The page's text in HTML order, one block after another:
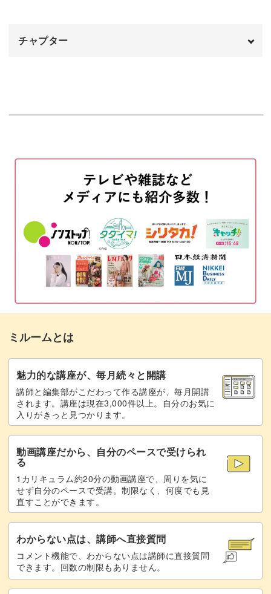
基本テクニック編の動画を見てから参加してくださいね！
ネイルサロンや飲食店などで、ご自身でメニューを手作り
ご紹介する以下の4つの英語のフレーズをレタリングで書
く方法をマスターすれば、お客さまから注目されるおしゃ
れなメニューが書けるように♪
"Menu"
"Monthly"
"Drink"
実際のメニューで使える単語が勢揃いです！
お客さまに喜んでいただけるような素敵なメニューを作る
ために、沢山練習してみてくださいね♪
ラインの強弱がきれいに書けるように、レッスンのポイン
トをしっかりチェックして意識していきましょう。
レタリングに興味があってなかなか始められなかった人
も、これまでに経験がある人も、手軽な筆ペンを使ってぜ
ひ始めてみてはいかがでしょうか？
皆さまのご参加を、お待ちしております♪
チャプター
"Special"の練習
"Monthly"の練習
"Drink"の練習 21:06
おわりに
ミルームとは
魅力的な講座が、毎月続々と開講
講師と編集部がこだわって作る講座が、毎月開講
されます。講座は現在3,000件以上。自分のお気に
入りがきっと見つかります。
動画講座だから、自分のペースで受けられ
る
1カリキュラム約20分の動画講座で、周りを気に
せず自分のペースで受講。制限なく、何度でも見
直すことができます。
わからない点は、講師へ直接質問
コメント機能で、わからない点は講師に直接質問
できます。回数の制限もありません。